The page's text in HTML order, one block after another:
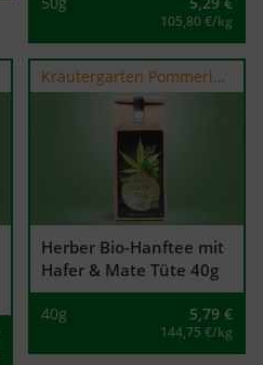
105,80 €/kg
Kräutergarten Pommerland
Herber Bio-Hanftee mit
Hafer & Mate Tüte 40g
40g 5,79 €
144,75 €/kg